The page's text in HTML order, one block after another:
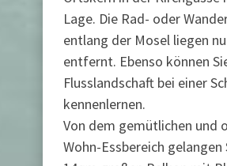
Lage. Die Rad- oder
entlang der Mosel liegen
entfernt. Ebenso können
Flusslandschaft bei einer
kennenlernen.
Von dem gemütlichen und
Wohn-Essbereich gelangen